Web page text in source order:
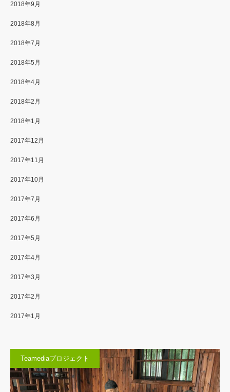
2018年9月
2018年8月
2018年7月
2018年5月
2018年4月
2018年2月
2018年1月
2017年12月
2017年11月
2017年10月
2017年7月
2017年6月
2017年5月
2017年4月
2017年3月
2017年2月
2017年1月
Teamediaプロジェクト